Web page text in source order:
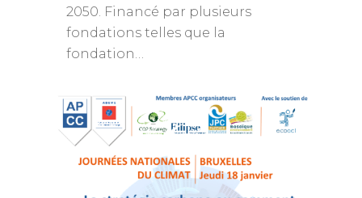
2050. Financé par plusieurs
fondations telles que la
fondation…